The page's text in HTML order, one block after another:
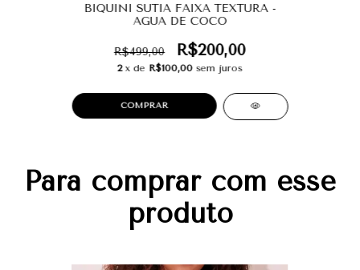
BIQUINI SUTIA FAIXA TEXTURA -
AGUA DE COCO
R$499,00 R$200,00
2 x de R$100,00 sem juros
COMPRAR
Para comprar com esse
produto